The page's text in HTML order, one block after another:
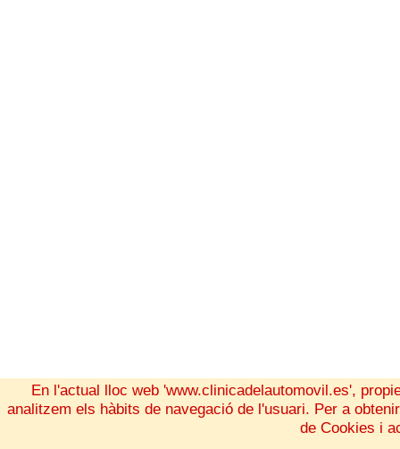
En l'actual lloc web 'www.clinicadelautomovil.es',
analitzem els hàbits de navegació de l'usuari. Per a
de Cookies i